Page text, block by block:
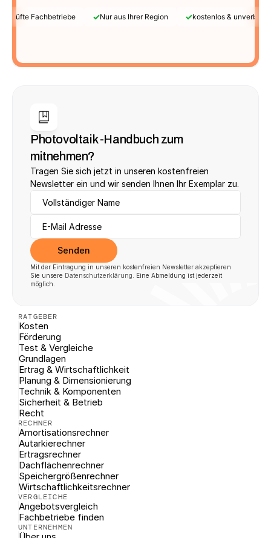
Fachbetriebe ✓Nur aus Ihrer Region ✓kostenlos &
Photovoltaik -Handbuch zum
mitnehmen?
Tragen Sie sich jetzt in unseren kostenfreien
Newsletter ein und wir senden Ihnen Ihr Exemplar zu.
Senden
Mit der Eintragung in unseren kostenfreien Newsletter akzeptieren
Sie unsere Datenschutzerklärung . Eine Abmeldung ist jederzeit
möglich.
RATGEBER
Kosten
Förderung
Test & Vergleiche
Grundlagen
Ertrag & Wirtschaftlichkeit
Planung & Dimensionierung
Technik & Komponenten
Sicherheit & Betrieb
Recht
RECHNER
Amortisationsrechner
Autarkierechner
Ertragsrechner
Dachflächenrechner
Speichergrößenrechner
Wirtschaftlichkeitsrechner
VERGLEICHE
Angebotsvergleich
Fachbetriebe finden
UNTERNEHMEN